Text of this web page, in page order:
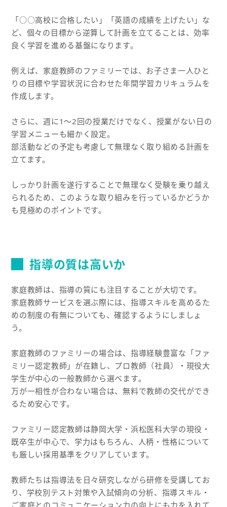
「○○高校に合格したい」「英語の成績を上げたい」な
ど、個々の目標から逆算して計画を立てることは、効率
良く学習を進める基盤になります。
例えば、家庭教師のファミリーでは、お子さま一人ひと
りの目標や学習状況に合わせた年間学習カリキュラムを
作成します。
さらに、週に1～2回の授業だけでなく、授業がない日の
学習メニューも細かく設定。
部活動などの予定も考慮して無理なく取り組める計画を
立てます。
しっかり計画を遂行することで無理なく受験を乗り越え
られるため、このような取り組みを行っているかどうか
も見極めのポイントです。
指導の質は高いか
家庭教師は、指導の質にも注目することが大切です。
家庭教師サービスを選ぶ際には、指導スキルを高めるた
めの制度の有無についても、確認するようにしましょ
う。
家庭教師のファミリーの場合は、指導経験豊富な「ファ
ミリー認定教師」が在籍し、プロ教師（社員）・現役大
学生が中心の一般教師から選べます。
万が一相性が合わない場合は、無料で教師の交代ができ
るため安心です。
ファミリー認定教師は静岡大学・浜松医科大学の現役・
既卒生が中心で、学力はもちろん、人柄・性格について
も厳しい採用基準をクリアしています。
教師たちは指導法を日々研究しながら研修を受講してお
り、学校別テスト対策や入試傾向の分析、指導スキル・
ご家庭とのコミュニケーション力の向上にも力を入れて